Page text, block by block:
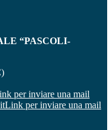
“PASCOLI-
per inviare una mail
Link per inviare una mail